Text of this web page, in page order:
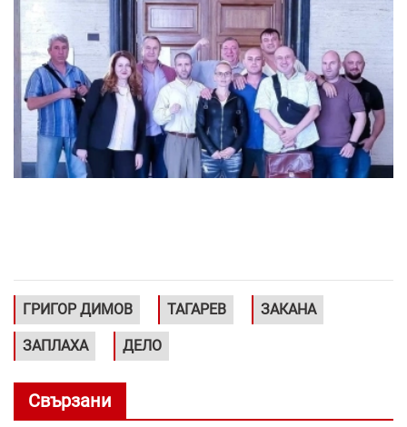
ГРИГОР ДИМОВ ТАГАРЕВ ЗАКАНА
ЗАПЛАХА ДЕЛО
Свързани